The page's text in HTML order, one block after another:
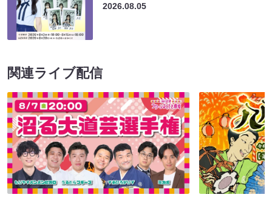
2026.08.05
関連ライブ配信